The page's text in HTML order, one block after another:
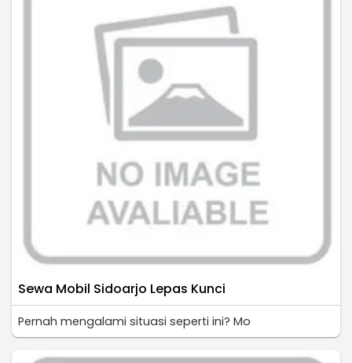
Sewa Mobil Sidoarjo Lepas Kunci
Pernah mengalami situasi seperti ini? Mo